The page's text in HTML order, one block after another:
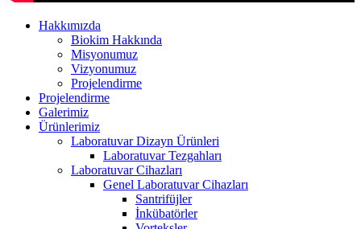
Hakkımızda
Biokim Hakkında
Misyonumuz
Vizyonumuz
Projelendirme
Projelendirme
Galerimiz
Ürünlerimiz
Laboratuvar Dizayn Ürünleri
Laboratuvar Tezgahları
Laboratuvar Cihazları
Genel Laboratuvar Cihazları
Santrifüjler
İnkübatörler